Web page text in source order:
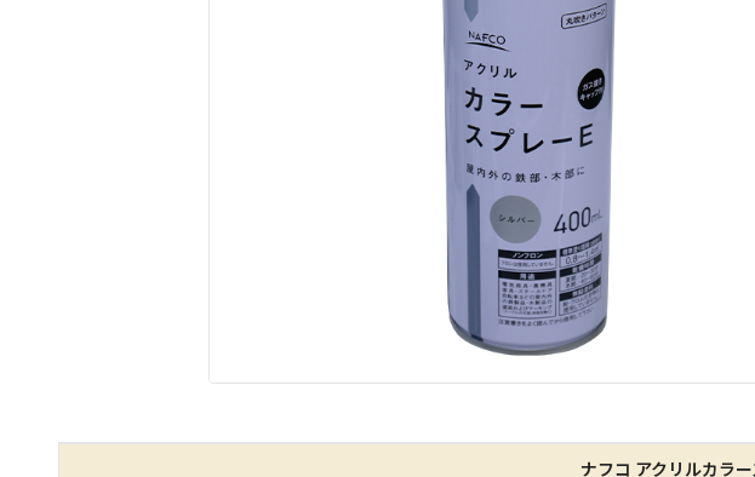
ナフコ アクリルカラ